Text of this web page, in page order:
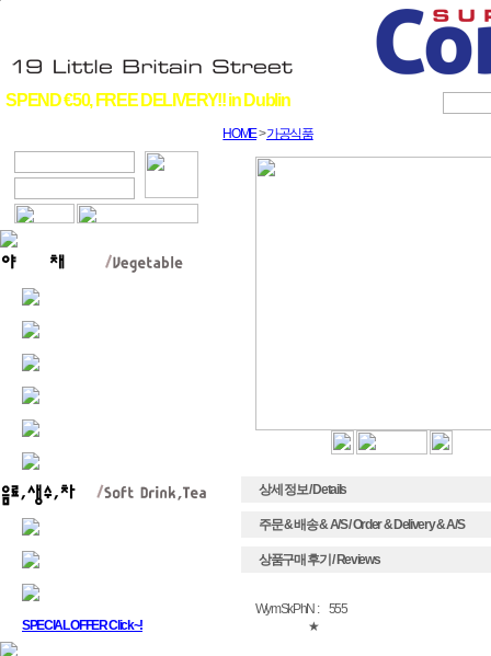
SPEND €50, FREE DELIVERY!! in Dublin
SPECIAL OFFER Click~!
HOME>가공식품
상세 정보 / Details
주문 & 배송 & A/S / Order & Delivery & A/S
상품구매 후기 / Reviews
WymSkPhN :
★
555